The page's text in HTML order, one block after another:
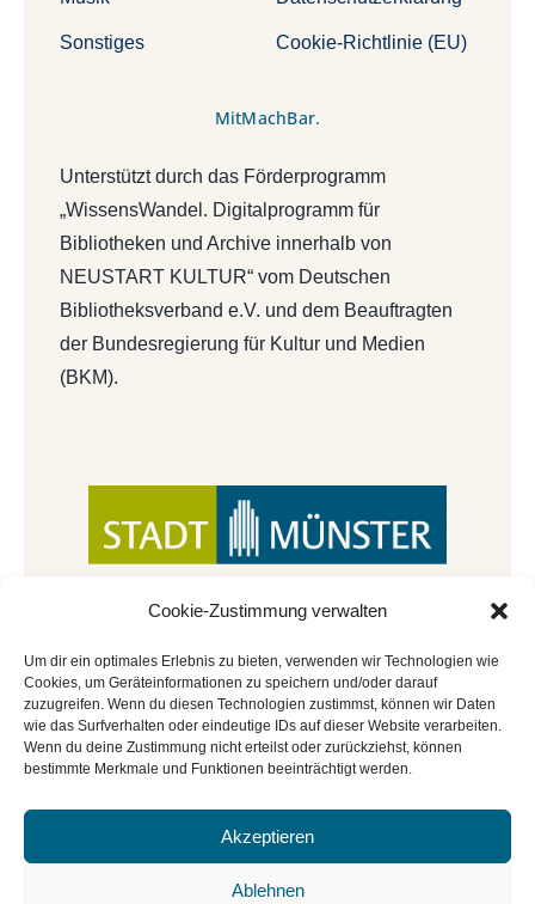
Cookie-Zustimmung verwalten
Um dir ein optimales Erlebnis zu bieten, verwenden wir Technologien wie
Cookies, um Geräteinformationen zu speichern und/oder darauf
zuzugreifen. Wenn du diesen Technologien zustimmst, können wir Daten
wie das Surfverhalten oder eindeutige IDs auf dieser Website verarbeiten.
Wenn du deine Zustimmung nicht erteilst oder zurückziehst, können
bestimmte Merkmale und Funktionen beeinträchtigt werden.
Akzeptieren
Ablehnen
Sonstiges Cookie-Richtlinie (EU)
MitMachBar.
Unterstützt durch das Förderprogramm
„WissensWandel. Digitalprogramm für
Bibliotheken und Archive innerhalb von
NEUSTART KULTUR“ vom Deutschen
Bibliotheksverband e.V. und dem Beauftragten
der Bundesregierung für Kultur und Medien
(BKM).
© Copyright 2022 - 2026 | Mitmachbar der
Cookie-Richtlinie